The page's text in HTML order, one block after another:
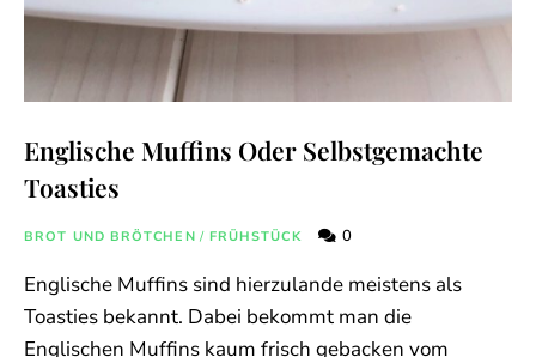
Englische Muffins Oder Selbstgemachte
Toasties
BROT UND BRÖTCHEN / FRÜHSTÜCK 0
Englische Muffins sind hierzulande meistens als
Toasties bekannt. Dabei bekommt man die
Englischen Muffins kaum frisch gebacken vom